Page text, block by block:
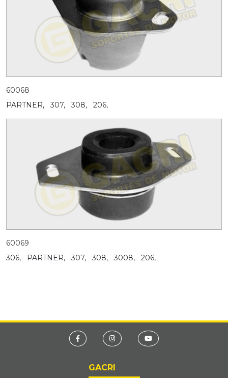
60068
PARTNER,
307, 308, 206,
60069
306,
PARTNER, 307, 308, 3008, 206,
GACRI